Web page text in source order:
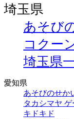
埼玉県
あそび
コクー
埼玉県
愛知県
あそびのせか
タカシマヤ
キドキド